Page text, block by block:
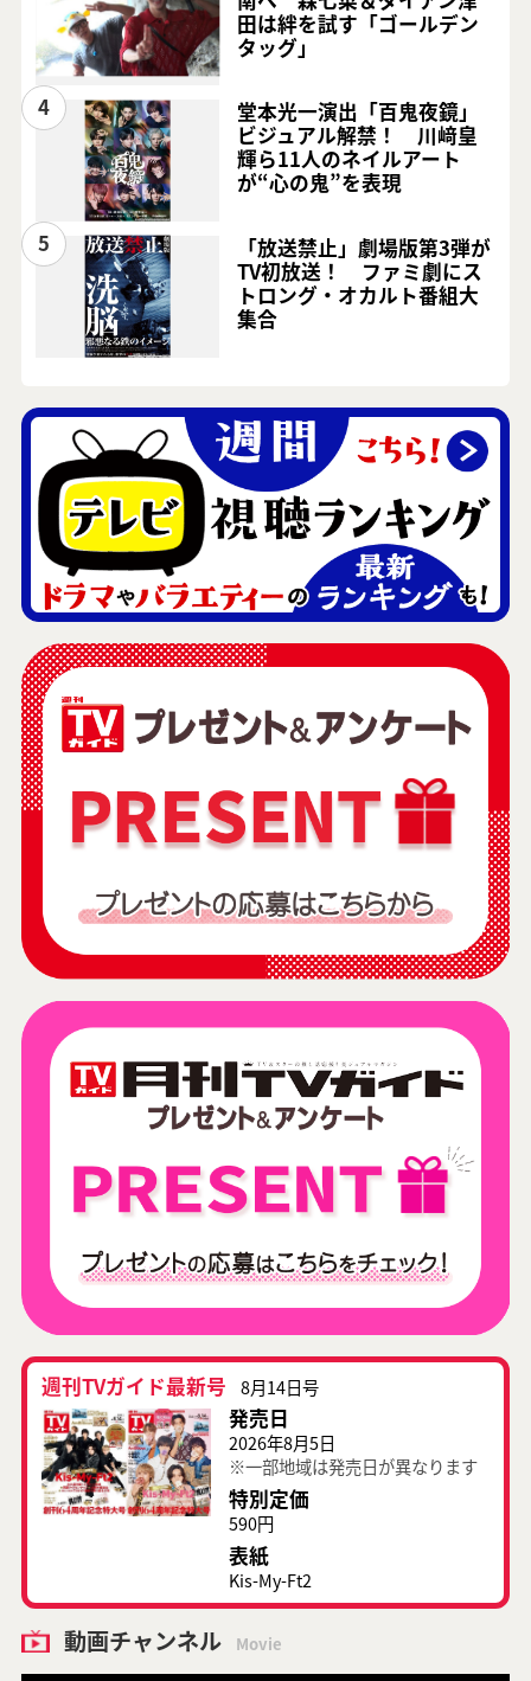
田は絆を試す「ゴールデン
タッグ」
4
堂本光一演出「百鬼夜鏡」
ビジュアル解禁！ 川﨑皇
輝ら11人のネイルアート
が“心の鬼”を表現
5
「放送禁止」劇場版第3弾が
TV初放送！ ファミ劇にス
トロング・オカルト番組大
集合
週刊TVガイド最新号 8月14日号
発売日
2026年8月5日
※一部地域は発売日が異なります
特別定価
590円
表紙
Kis-My-Ft2
動画チャンネル Movie